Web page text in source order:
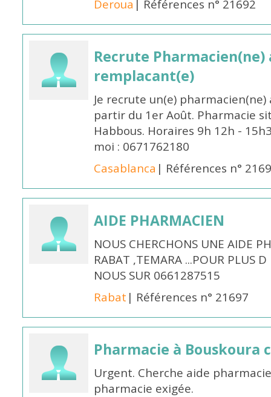
Deroua | Références n° 21692
Recrute
remplacant(e)
Je recrute un(e)
partir du 1er Août. Pharmacie
Habbous. Horaires 9h 12h -
moi : 0671762180
Casablanca | Références n°
AIDE PHARMACIEN
NOUS CHERCHONS UNE AIDE
RABAT ,TEMARA ...POUR PLUS
NOUS SUR 0661287515
Rabat | Références n° 21697
Pharmacie à Bouskoura
Urgent. Cherche aide
pharmacie exigée.